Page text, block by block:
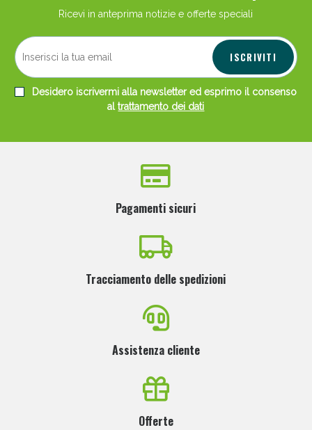
Ricevi in anteprima notizie e offerte speciali
ISCRIVITI
Desidero iscrivermi alla newsletter ed esprimo il consenso
altrattamento dei dati
Pagamenti sicuri
Tracciamento delle spedizioni
Assistenza cliente
Offerte
50%!